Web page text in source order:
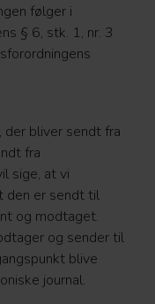
følger i
§ 6, stk. 1, nr. 3
bliver sendt fra
fra
sige, at vi
den er sendt til
og modtaget.
og sender til
blive
journal.